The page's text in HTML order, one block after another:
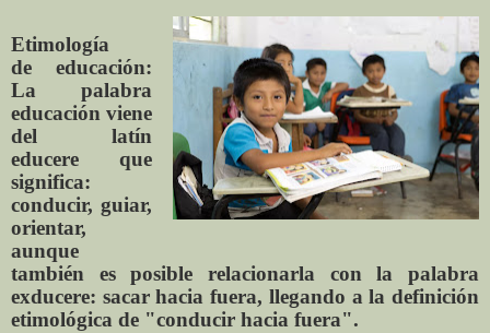
Etimología
de educación:
La palabra
educación viene
del latín
educere que
significa:
conducir, guiar,
orientar,
aunque
también es posible relacionarla con la palabra
exducere: sacar hacia fuera, llegando a la definición
etimológica de "conducir hacia fuera".